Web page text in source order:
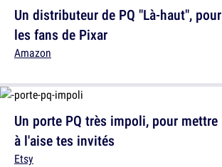
Un distributeur de PQ "Là-haut", pour
les fans de Pixar
Amazon
Un porte PQ très impoli, pour mettre
à l'aise tes invités
Etsy